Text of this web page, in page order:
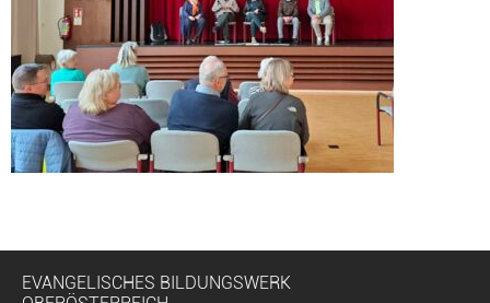
EVANGELISCHES BILDUNGSWERK